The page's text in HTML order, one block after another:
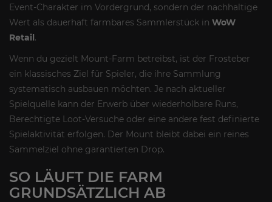
Event-Charakter im Vordergrund, sondern der nachhaltige
Wert als dauerhaft farmbares Sammlerstück in WoW
Retail.
Wenn du gezielt Mount-Farm betreibst, ist der Frosteber
ein klassisches Ziel für Spieler, die ihre Sammlung
systematisch ausbauen möchten. Je nach aktueller
Spielquelle kann der Erwerb über wiederholbare Runs,
Berechtigte Loot-Versuche oder eine andere fest definierte
Spielaktivität erfolgen. Der Mount bleibt dabei ein reines
Sammelziel ohne garantierten Drop.
SO LÄUFT DIE FARM
GRUNDSÄTZLICH AB